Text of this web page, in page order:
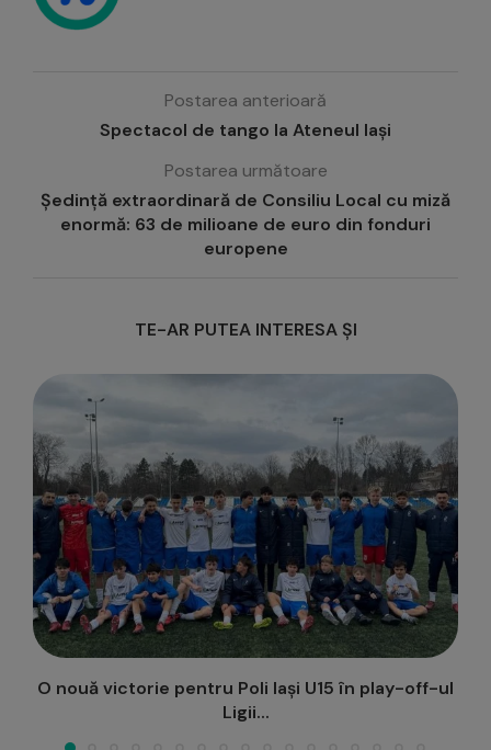
Postarea anterioară
Spectacol de tango la Ateneul Iași
Postarea următoare
Ședință extraordinară de Consiliu Local cu miză
enormă: 63 de milioane de euro din fonduri
europene
TE-AR PUTEA INTERESA ȘI
Victorie în Cupa Elitelor pentru Poli Iași U17: FC
Voluntari...